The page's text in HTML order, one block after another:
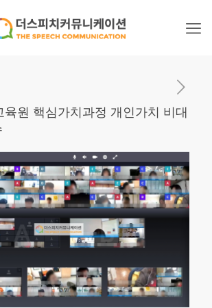
육원 핵심가치과정 개인가치 비대